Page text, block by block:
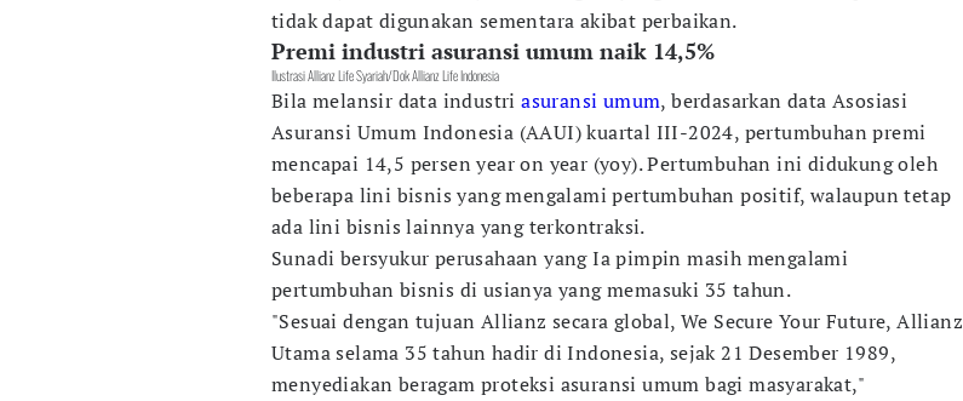
tidak dapat digunakan sementara akibat perbaikan.
Premi industri asuransi umum naik 14,5%
Ilustrasi Allianz Life Syariah/Dok Allianz Life Indonesia
Bila melansir data industriasuransi umum, berdasarkan data Asosiasi
Asuransi Umum Indonesia (AAUI) kuartal III-2024, pertumbuhan premi
mencapai 14,5 persen year on year (yoy). Pertumbuhan ini didukung oleh
beberapa lini bisnis yang mengalami pertumbuhan positif, walaupun tetap
ada lini bisnis lainnya yang terkontraksi.
Sunadi bersyukur perusahaan yang Ia pimpin masih mengalami
pertumbuhan bisnis di usianya yang memasuki 35 tahun.
"Sesuai dengan tujuan Allianz secara global, We Secure Your Future, Allianz
Utama selama 35 tahun hadir di Indonesia, sejak 21 Desember 1989,
menyediakan beragam proteksi asuransi umum bagi masyarakat,"